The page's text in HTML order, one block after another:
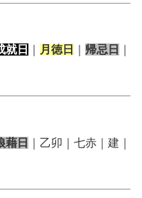
就日 月徳日 帰忌日
藉日
｜乙卯｜七赤｜建｜